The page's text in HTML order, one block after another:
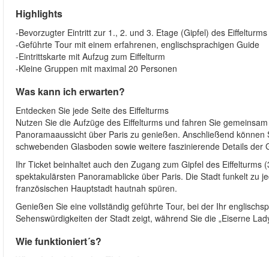
Highlights
-Bevorzugter Eintritt zur 1., 2. und 3. Etage (Gipfel) des Eiffelturms
-Geführte Tour mit einem erfahrenen, englischsprachigen Guide
-Eintrittskarte mit Aufzug zum Eiffelturm
-Kleine Gruppen mit maximal 20 Personen
Was kann ich erwarten?
Entdecken Sie jede Seite des Eiffelturms
Nutzen Sie die Aufzüge des Eiffelturms und fahren Sie
Panoramaaussicht über Paris zu genießen. Anschließend
schwebenden Glasboden sowie weitere faszinierende Details der
Ihr Ticket beinhaltet auch den Zugang zum Gipfel des
spektakulärsten Panoramablicke über Paris. Die Stadt funkelt zu
französischen Hauptstadt hautnah spüren.
Genießen Sie eine vollständig geführte Tour, bei der Ihr
Sehenswürdigkeiten der Stadt zeigt, während Sie die „Eiserne
Wie funktioniert´s?